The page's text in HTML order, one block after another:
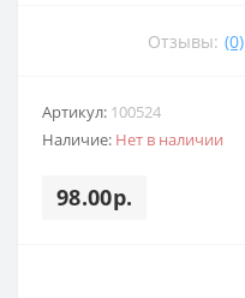
Отзывы: (0)
Артикул: 100524
Наличие: Нет в наличии
98.00р.